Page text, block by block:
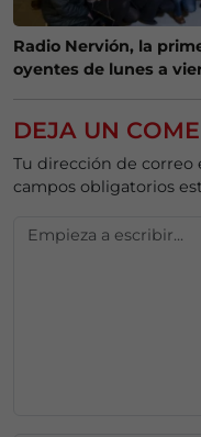
Radio Nervión, la
oyentes de lunes a
DEJA UN
Tu dirección de correo
campos obligatorios